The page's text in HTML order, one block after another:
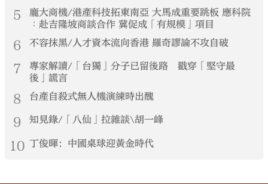
5
龐大商機/港產科技拓東南亞 大馬成重要跳板 應科院
︰赴吉隆坡商談合作 冀促成「有規模」項目
6 不容抹黑/人才資本流向香港 羅奇謬論不攻自破
7
專家解讀/「台獨」分子已留後路 戳穿「堅守最
後」謊言
8 台產自殺式無人機演練時出醜
9 知見錄/「八仙」拉雜談\胡一峰
10 丁俊暉：中國桌球迎黃金時代